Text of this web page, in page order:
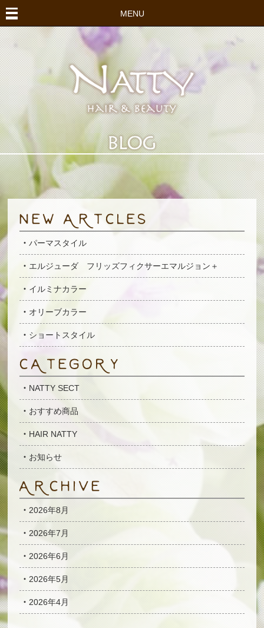
MENU
パーマスタイル
エルジューダ フリッズフィクサーエマルジョン＋
イルミナカラー
オリーブカラー
ショートスタイル
NATTY SECT
おすすめ商品
HAIR NATTY
お知らせ
2026年8月
2026年7月
2026年6月
2026年5月
2026年4月